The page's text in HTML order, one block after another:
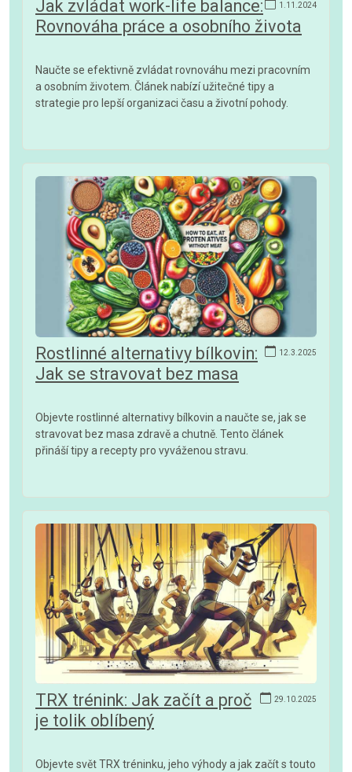
1.11.2024
Jak zvládat work-life balance:
Rovnováha práce a osobního života
Naučte se efektivně zvládat rovnováhu mezi pracovním
a osobním životem. Článek nabízí užitečné tipy a
strategie pro lepší organizaci času a životní pohody.
12.3.2025
Rostlinné alternativy bílkovin:
Jak se stravovat bez masa
Objevte rostlinné alternativy bílkovin a naučte se, jak se
stravovat bez masa zdravě a chutně. Tento článek
přináší tipy a recepty pro vyváženou stravu.
29.10.2025
TRX trénink: Jak začít a proč
je tolik oblíbený
Objevte svět TRX tréninku, jeho výhody a jak začít s touto